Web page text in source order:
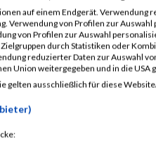
Jan Erbguth 0000
Jan Erbguth 0000
auf einem Endgerät. Verwendung
Verwendung von Profilen zur
von Profilen zur Auswahl
durch Statistiken oder
reduzierter Daten zur Auswahl
Union weitergegeben und in die USA
gelten ausschließlich für diese